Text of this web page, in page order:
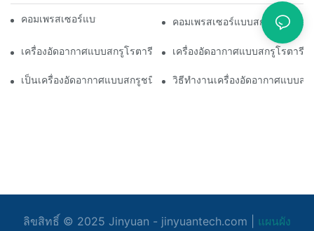
คอมเพรสเซอร์แบบสกรูทำงานอย่างไรคอมเพรสเซอร์แบบสกรูทำงานอย่
เครื่องอัดอากาศแบบสกรูโรตารีคืออะไรเครื่องอัดอากาศแบบสกรูโรตารีใ
เป็นเครื่องอัดอากาศแบบสกรูชนิดเงียบวิธีทำงานเครื่องอัดอากาศแบบสก
ลิขสิทธิ์ © 2025 Jinyuan - jinyuantech.com | แผนผัง